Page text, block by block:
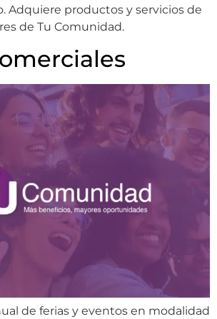
Adquiere productos y servicios de
de Tu Comunidad.
de ferias y eventos en modalidad